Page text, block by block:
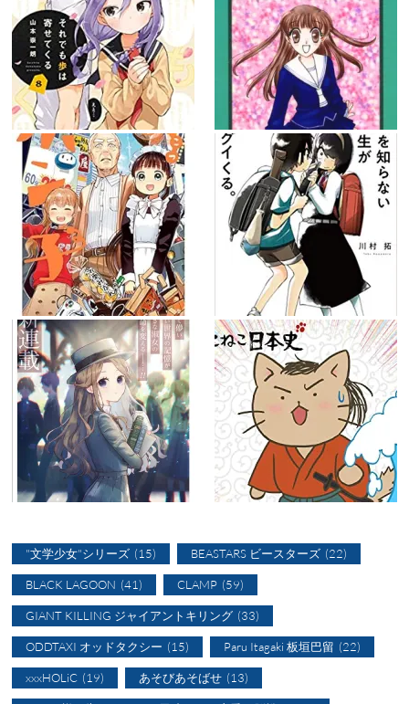
"文学少女"シリーズ (15) BEASTARS ビースターズ (22)
BLACK LAGOON (41) CLAMP (59)
GIANT KILLING ジャイアントキリング (33)
ODDTAXI オッドタクシー (15) Paru Itagaki 板垣巴留 (22)
xxxHOLiC (19) あそびあそばせ (13)